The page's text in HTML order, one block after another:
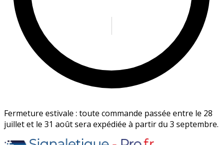
Fermeture estivale : toute commande passée entre le 28
juillet et le 31 août sera expédiée à partir du 3 septembre.